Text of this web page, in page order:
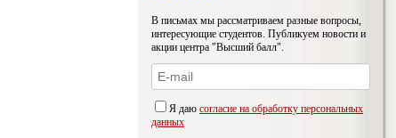
В письмах мы рассматриваем разные вопросы,
интересующие студентов. Публикуем новости и
акции центра "Высший балл".
Я даю согласие на обработку персональных
данных